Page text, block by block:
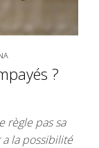
?
règle pas sa
la possibilité